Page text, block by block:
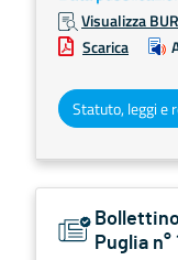
Visualizza
Scarica
Statuto, leggi e
Puglia